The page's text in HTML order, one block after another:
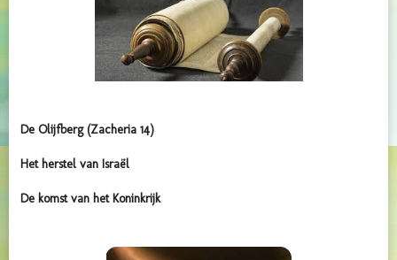
De Olijfberg (Zacheria 14)
Het herstel van Israël
De komst van het Koninkrijk